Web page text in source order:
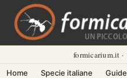
formicarium.it ·
Home Specie italiane Guide